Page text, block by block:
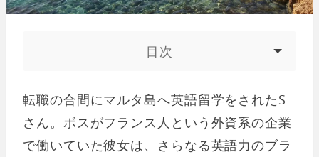
目次
転職の合間にマルタ島へ英語留学をされたS
さん。ボスがフランス人という外資系の企業
で働いていた彼女は、さらなる英語力のブラ